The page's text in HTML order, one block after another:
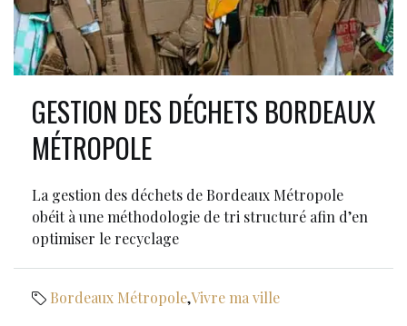
GESTION DES DÉCHETS BORDEAUX
MÉTROPOLE
La gestion des déchets de Bordeaux Métropole
obéit à une méthodologie de tri structuré afin d’en
optimiser le recyclage
Bordeaux Métropole,Vivre ma ville